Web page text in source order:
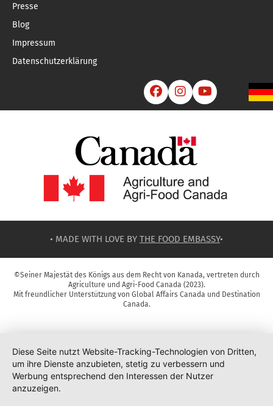
Presse
Blog
Impressum
Datenschutzerklärung
  
• MADE WITH LOVE BY THE FOOD EMBASSY•
©Seiner Majestät des Königs aus dem Recht von Kanada, vertreten durch
Agriculture und Agri-Food Canada (2023).
Mit freundlicher Unterstützung von Global Affairs Canada und Destination
Canada.
Diese Seite nutzt Website-Tracking-Technologien von Dritten,
um ihre Dienste anzubieten, stetig zu verbessern und
Werbung entsprechend den Interessen der Nutzer
anzuzeigen.